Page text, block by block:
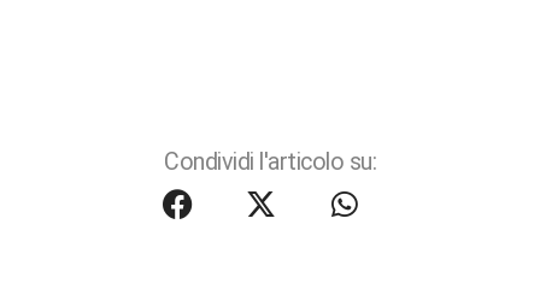
Condividi l'articolo su: